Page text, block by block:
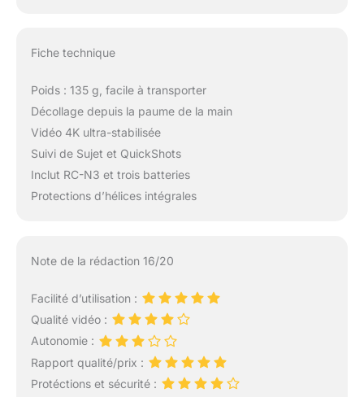
Fiche technique
Poids : 135 g, facile à transporter
Décollage depuis la paume de la main
Vidéo 4K ultra-stabilisée
Suivi de Sujet et QuickShots
Inclut RC-N3 et trois batteries
Protections d’hélices intégrales
Note de la rédaction 16/20
Facilité d’utilisation :
Qualité vidéo :
Autonomie :
Rapport qualité/prix :
Protéctions et sécurité :